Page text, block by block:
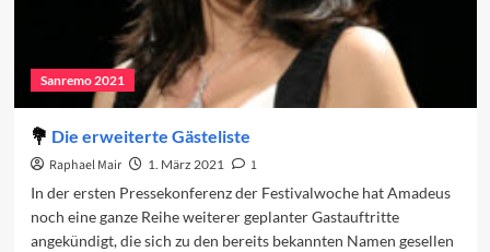
Sanremo 2021
Die erweiterte Gästeliste
Raphael Mair 1. März 2021
1
In der ersten Pressekonferenz der Festivalwoche hat Amadeus
noch eine ganze Reihe weiterer geplanter Gastauftritte
angekündigt, die sich zu den bereits bekannten Namen gesellen